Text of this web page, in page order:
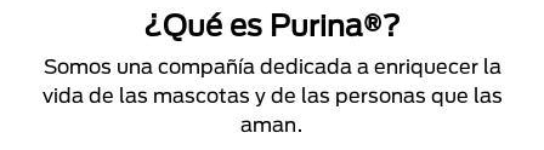
¿Qué es Purina®?
Somos una compañía dedicada a enriquecer la
vida de las mascotas y de las personas que las
aman.